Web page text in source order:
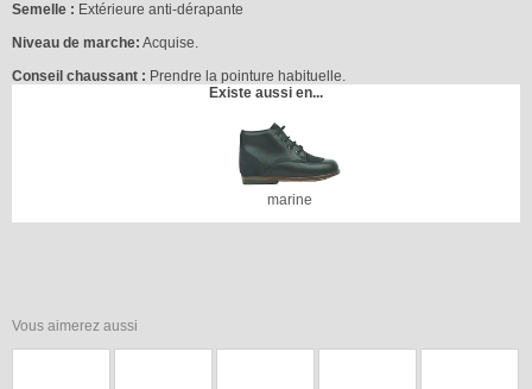
Semelle : Extérieure anti-dérapante
Niveau de marche: Acquise.
Conseil chaussant : Prendre la pointure habituelle.
Existe aussi en...
marine
Vous aimerez aussi